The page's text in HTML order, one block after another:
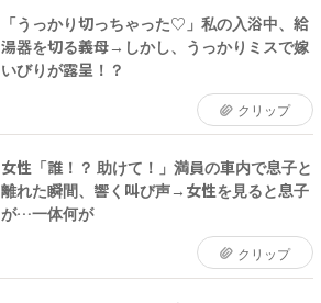
「うっかり切っちゃった♡」私の入浴中、給
湯器を切る義母→しかし、うっかりミスで嫁
いびりが露呈！？
クリップ
女性「誰！？ 助けて！」満員の車内で息子と
離れた瞬間、響く叫び声→女性を見ると息子
が…一体何が
クリップ